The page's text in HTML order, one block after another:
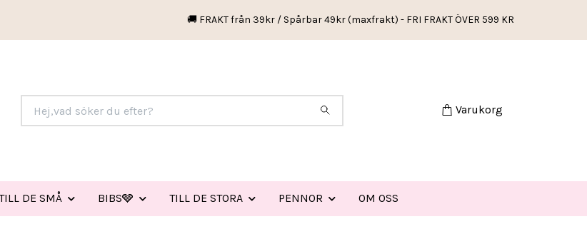
🚚 FRAKT från 39kr / Spårbar 49kr (maxfrakt) - FRI FRAKT ÖVER 599 KR
Varukorg
DE SMÅ BIBS🩶 TILL DE STORA PENNOR OM OSS